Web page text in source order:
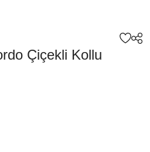
Çiçekli Kollu